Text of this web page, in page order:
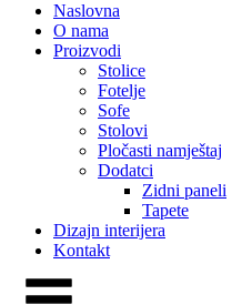
Naslovna
O nama
Proizvodi
Stolice
Fotelje
Sofe
Stolovi
Pločasti namještaj
Dodatci
Zidni paneli
Tapete
Dizajn interijera
Kontakt